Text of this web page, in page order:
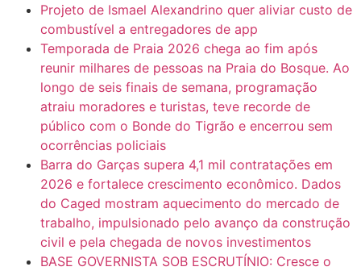
Projeto de Ismael Alexandrino quer aliviar custo de
combustível a entregadores de app
Temporada de Praia 2026 chega ao fim após
reunir milhares de pessoas na Praia do Bosque. Ao
longo de seis finais de semana, programação
atraiu moradores e turistas, teve recorde de
público com o Bonde do Tigrão e encerrou sem
ocorrências policiais
Barra do Garças supera 4,1 mil contratações em
2026 e fortalece crescimento econômico. Dados
do Caged mostram aquecimento do mercado de
trabalho, impulsionado pelo avanço da construção
civil e pela chegada de novos investimentos
BASE GOVERNISTA SOB ESCRUTÍNIO: Cresce o